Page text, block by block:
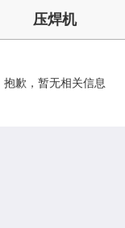
压焊机
抱歉，暂无相关信息